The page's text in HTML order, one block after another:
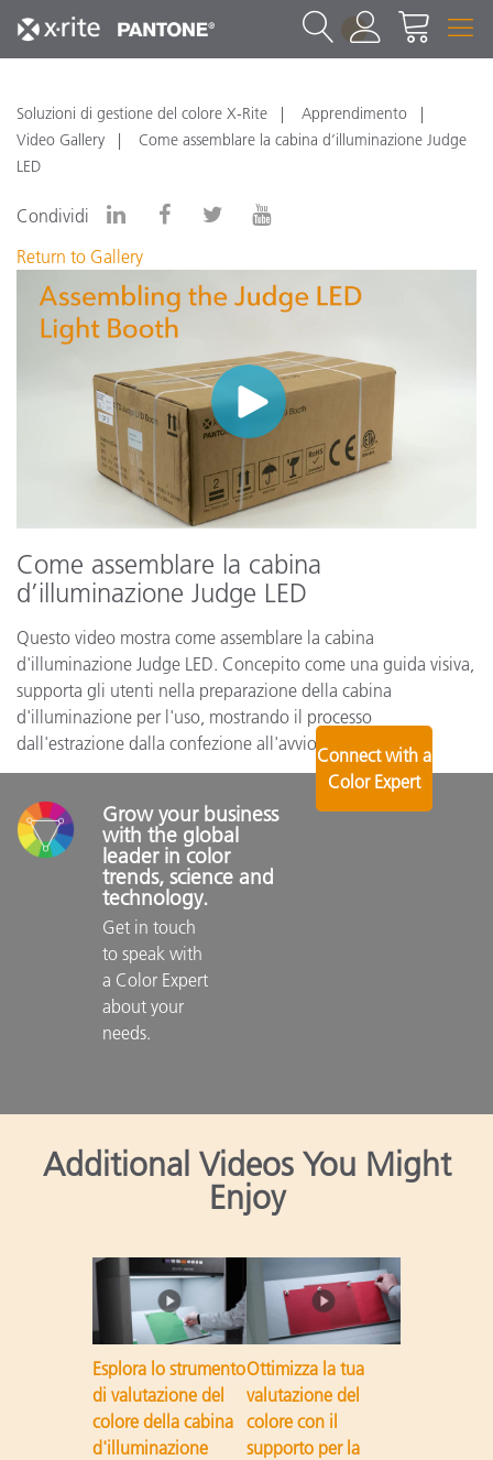
1
Soluzioni di gestione del colore X-Rite
Apprendimento
Video Gallery
Come assemblare la cabina d’illuminazione Judge
LED
Condividi
Return to Gallery
Come assemblare la cabina
d’illuminazione Judge LED
Questo video mostra come assemblare la cabina
d'illuminazione Judge LED. Concepito come una guida visiva,
supporta gli utenti nella preparazione della cabina
d'illuminazione per l'uso, mostrando il processo
dall'estrazione dalla confezione all'avvio finale.
Grow your business
with the global
leader in color
trends, science and
technology.
Get in touch
to speak with
a Color Expert
about your
needs.
Connect with a
Color Expert
Additional Videos You Might
Enjoy
Esplora lo strumento
di valutazione del
colore della cabina
d'illuminazione
Ottimizza la tua
valutazione del
colore con il
supporto per la